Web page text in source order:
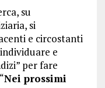
su
si
e circostanti
e
per fare
Nei prossimi